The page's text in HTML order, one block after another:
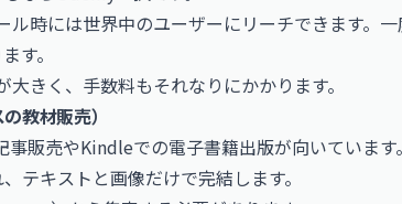
ル時には世界中のユーザーにリーチできます。
す。
きく、手数料もそれなりにかかります。
教材販売）
販売やKindleでの電子書籍出版が向いています。
テキストと画像だけで完結します。